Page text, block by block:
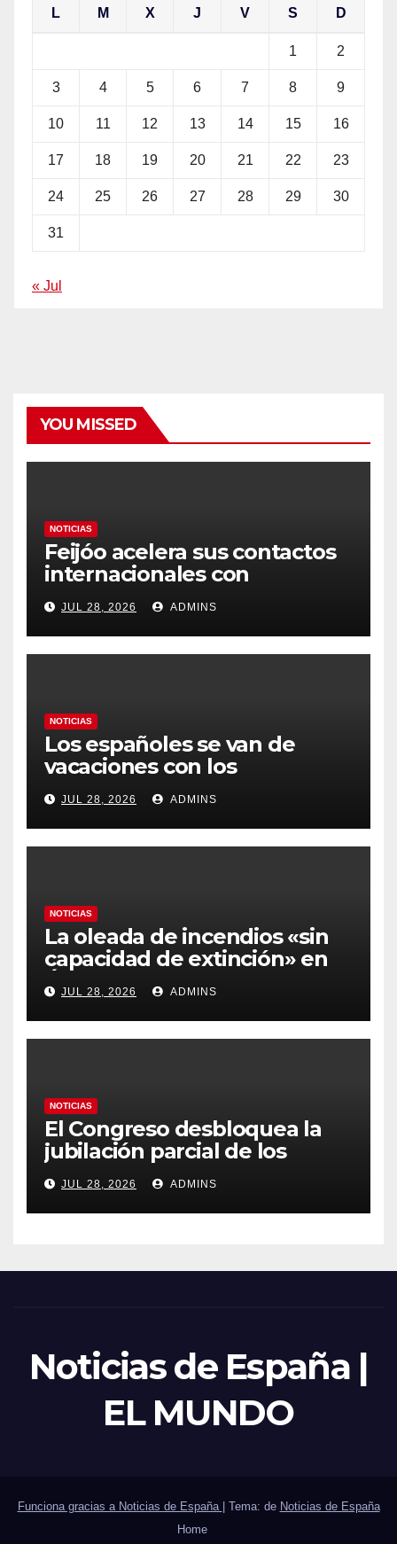
L M X J V S D
1 2
3 4 5 6 7 8 9
10 11 12 13 14 15 16
17 18 19 20 21 22 23
24 25 26 27 28 29 30
31
« Jul
YOU MISSED
NOTICIAS
Feijóo acelera sus contactos
internacionales con
Latinoamérica como socio
prioritario en su agenda de
gobierno
JUL 28, 2026 ADMINS
NOTICIAS
Los españoles se van de
vacaciones con los
carburantes hasta un 21%
más caros que el año pasado
y los hoteles disparados
JUL 28, 2026 ADMINS
NOTICIAS
La oleada de incendios «sin
capacidad de extinción» en
Ávila y al oeste de Madrid
obliga a declarar la
emergencia nacional
JUL 28, 2026 ADMINS
NOTICIAS
El Congreso desbloquea la
jubilación parcial de los
trabajadores laborales del
sector público
JUL 28, 2026 ADMINS
Noticias de España |
EL MUNDO
Funciona gracias a Noticias de España | Tema: de Noticias de España
Home